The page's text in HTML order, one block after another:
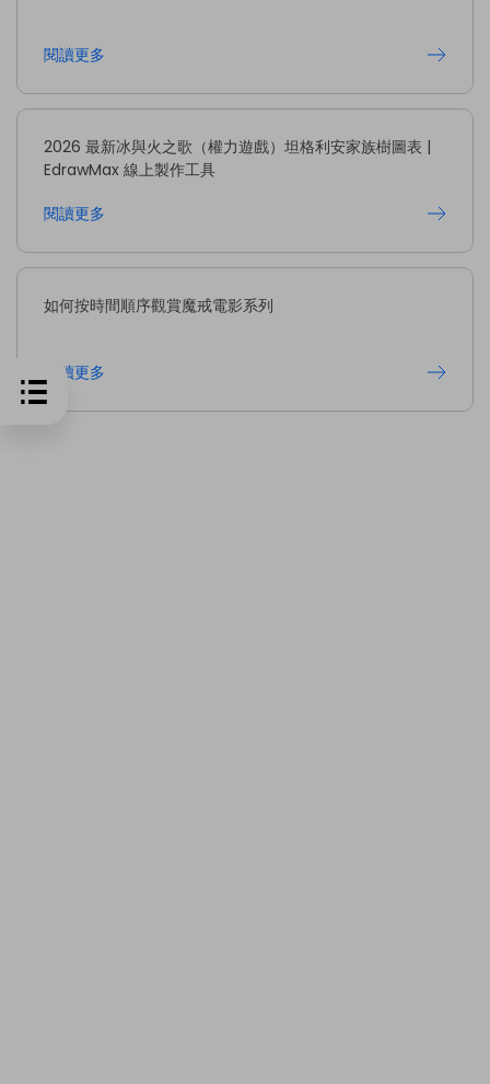
閱讀更多
2026 最新冰與火之歌（權力遊戲）坦格利安家族樹圖表 |
EdrawMax 線上製作工具
閱讀更多
如何按時間順序觀賞魔戒電影系列
閱讀更多